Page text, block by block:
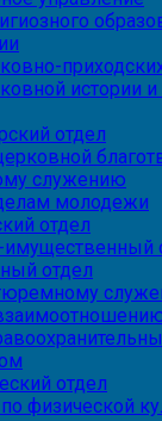
истории и
отдел
служению
молодежи
отдел
отдел
отдел
физической